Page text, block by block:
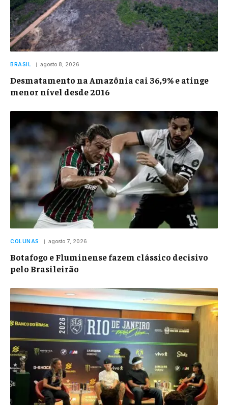
BRASIL agosto 8, 2026
Desmatamento na Amazônia cai 36,9% e atinge
menor nível desde 2016
COLUNAS agosto 7, 2026
Botafogo e Fluminense fazem clássico decisivo
pelo Brasileirão